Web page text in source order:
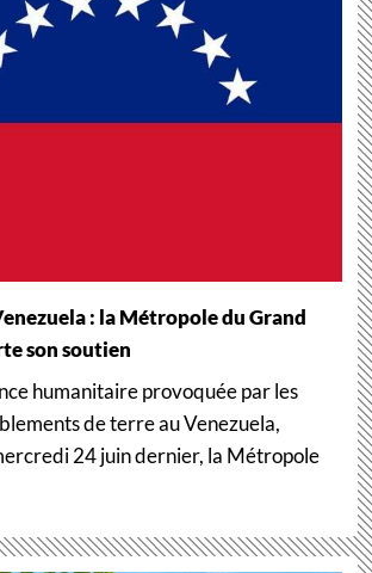
: la Métropole du Grand
son soutien
humanitaire provoquée par les
de terre au Venezuela,
24 juin dernier, la Métropole